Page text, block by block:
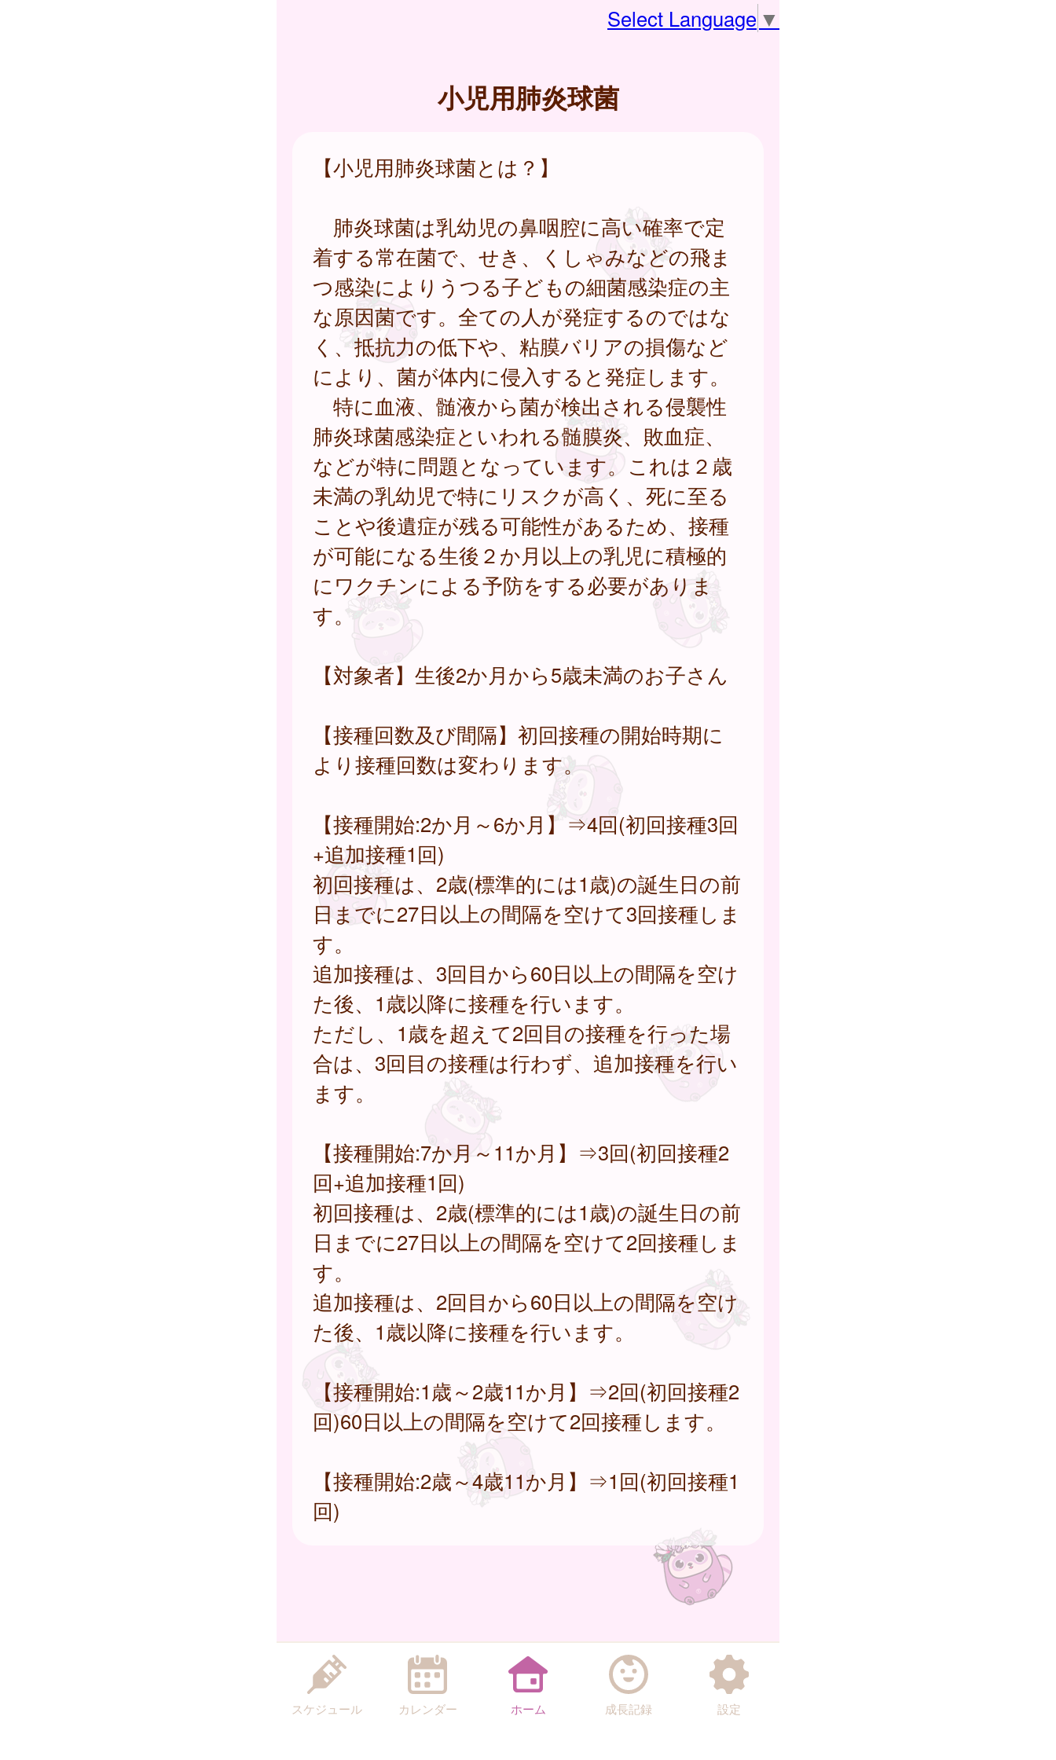
Select Language ▼
小児用肺炎球菌
【小児用肺炎球菌とは？】
肺炎球菌は乳幼児の鼻咽腔に高い確率で定
着する常在菌で、せき、くしゃみなどの飛ま
つ感染によりうつる子どもの細菌感染症の主
な原因菌です。全ての人が発症するのではな
く、抵抗力の低下や、粘膜バリアの損傷など
により、菌が体内に侵入すると発症します。
特に血液、髄液から菌が検出される侵襲性
肺炎球菌感染症といわれる髄膜炎、敗血症、
などが特に問題となっています。これは２歳
未満の乳幼児で特にリスクが高く、死に至る
ことや後遺症が残る可能性があるため、接種
が可能になる生後２か月以上の乳児に積極的
にワクチンによる予防をする必要がありま
す。
【対象者】生後2か月から5歳未満のお子さん
【接種回数及び間隔】初回接種の開始時期に
より接種回数は変わります。
【接種開始:2か月～6か月】⇒4回(初回接種3回
+追加接種1回)
初回接種は、2歳(標準的には1歳)の誕生日の前
日までに27日以上の間隔を空けて3回接種しま
す。
追加接種は、3回目から60日以上の間隔を空け
た後、1歳以降に接種を行います。
ただし、1歳を超えて2回目の接種を行った場
合は、3回目の接種は行わず、追加接種を行い
ます。
【接種開始:7か月～11か月】⇒3回(初回接種2
回+追加接種1回)
初回接種は、2歳(標準的には1歳)の誕生日の前
日までに27日以上の間隔を空けて2回接種しま
す。
追加接種は、2回目から60日以上の間隔を空け
た後、1歳以降に接種を行います。
【接種開始:1歳～2歳11か月】⇒2回(初回接種2
回)60日以上の間隔を空けて2回接種します。
【接種開始:2歳～4歳11か月】⇒1回(初回接種1
回)
スケジュール カレンダー ホーム 成長記録 設定